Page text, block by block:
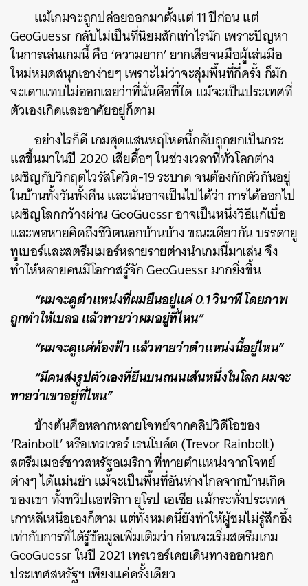
แม้เกมจะถูกปล่อยออกมาตั้งแต่ 11 ปีก่อน แต่
GeoGuessr กลับไม่เป็นที่นิยมสักเท่าไรนัก เพราะปัญหา
ในการเล่นเกมนี้ คือ ‘ความยาก’ ยากเสียจนมือผู้เล่นมือ
ใหม่หมดสนุกเอาง่ายๆ เพราะไม่ว่าจะสุ่มพื้นที่กี่ครั้ง ก็มัก
จะเดาแทบไม่ออกเลยว่าที่นั่นคือที่ใด แม้จะเป็นประเทศที่
ตัวเองเกิดและอาศัยอยู่ก็ตาม
อย่างไรก็ดี เกมสุดแสนหฤโหดนี้กลับถูกยกเป็นกระ
แสขึ้นมาในปี 2020 เสียดื้อๆ ในช่วงเวลาที่ทั่วโลกต่าง
เผชิญกับวิกฤตไวรัสโควิด-19 ระบาด จนต้องกักตัวกันอยู่
ในบ้านทั้งวันทั้งคืน และนั่นอาจเป็นไปได้ว่า การได้ออกไป
เผชิญโลกกว้างผ่าน GeoGuessr อาจเป็นหนึ่งวิธีแก้เบื่อ
และพอหายคิดถึงชีวิตนอกบ้านบ้าง ขณะเดียวกัน บรรดายู
ทูเบอร์และสตรีมเมอร์หลายรายต่างนำเกมนี้มาเล่น จึง
ทำให้หลายคนมีโอกาสรู้จัก GeoGuessr มากยิ่งขึ้น
“ผมจะดูตำแหน่งที่ผมยืนอยู่แค่ 0.1 วินาที โดยภาพ
ถูกทำให้เบลอ แล้วทายว่าผมอยู่ที่ไหน”
“ผมจะดูแค่ท้องฟ้า แล้วทายว่าตำแหน่งนี้อยู่ไหน”
“มีคนส่งรูปตัวเองที่ยืนบนถนนเส้นหนึ่งในโลก ผมจะ
ทายว่าเขาอยู่ที่ไหน”
ข้างต้นคือหลากหลายโจทย์จากคลิปวิดีโอของ
‘Rainbolt’ หรือเทรเวอร์ เรนโบล์ต (Trevor Rainbolt)
สตรีมเมอร์ชาวสหรัฐอเมริกา ที่ทายตำแหน่งจากโจทย์
ต่างๆ ได้แม่นยำ แม้จะเป็นพื้นที่อันห่างไกลจากบ้านเกิด
ของเขา ทั้งทวีปแอฟริกา ยุโรป เอเชีย แม้กระทั่งประเทศ
เกาหลีเหนือเองก็ตาม แต่ทั้งหมดนี้ยังทำให้ผู้ชมไม่รู้สึกอึ้ง
เท่ากับการที่ได้รู้ข้อมูลเพิ่มเติมว่า ก่อนจะเริ่มสตรีมเกม
GeoGuessr ในปี 2021 เทรเวอร์เคยเดินทางออกนอก
ประเทศสหรัฐฯ เพียงแค่ครั้งเดียว